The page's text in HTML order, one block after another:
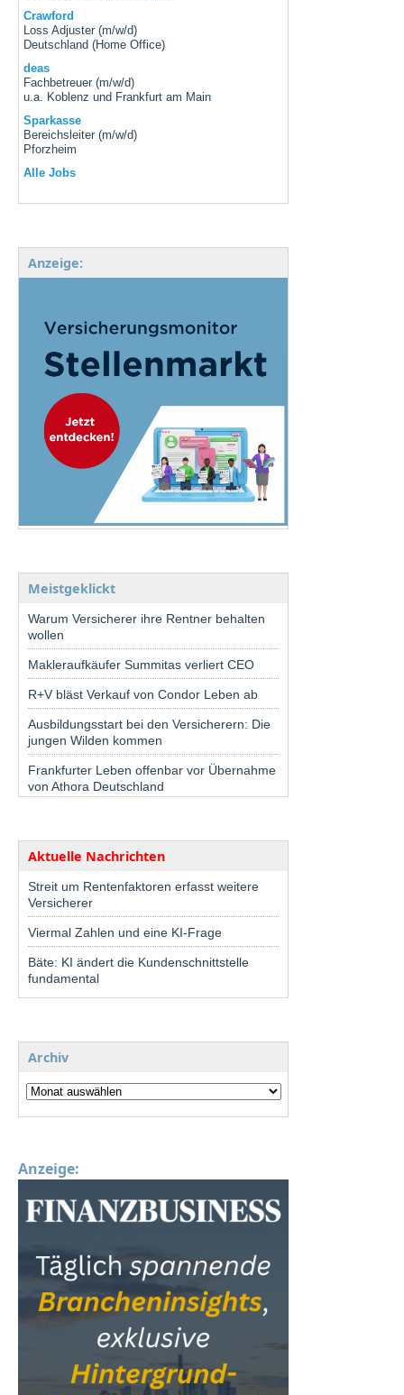
Crawford
Loss Adjuster (m/w/d)
Deutschland (Home Office)
deas
Fachbetreuer (m/w/d)
u.a. Koblenz und Frankfurt am Main
Sparkasse
Bereichsleiter (m/w/d)
Pforzheim
Alle Jobs
Anzeige:
Meistgeklickt
Warum Versicherer ihre Rentner behalten
wollen
Makleraufkäufer Summitas verliert CEO
R+V bläst Verkauf von Condor Leben ab
Ausbildungsstart bei den Versicherern: Die
jungen Wilden kommen
Frankfurter Leben offenbar vor Übernahme
von Athora Deutschland
Aktuelle Nachrichten
Streit um Rentenfaktoren erfasst weitere
Versicherer
Viermal Zahlen und eine KI-Frage
Bäte: KI ändert die Kundenschnittstelle
fundamental
Archiv
Anzeige: